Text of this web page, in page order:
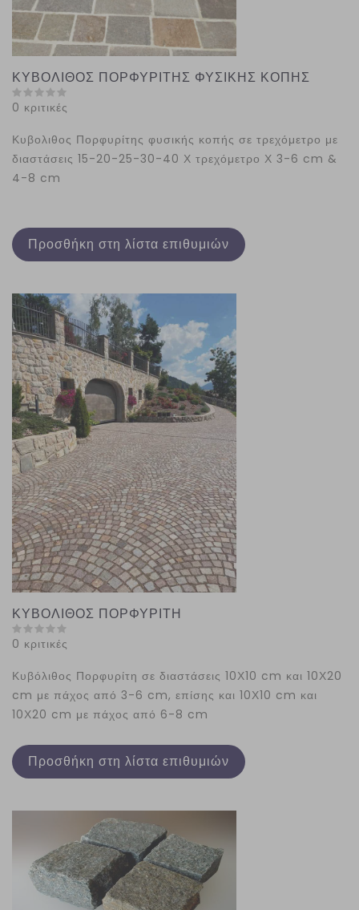
ΚΥΒΟΛΙΘΟΣ ΠΟΡΦΥΡΙΤΗΣ ΦΥΣΙΚΗΣ ΚΟΠΗΣ
0 κριτικές
Κυβολιθος Πορφυρίτης φυσικής κοπής σε τρεχόμετρο με
διαστάσεις 15-20-25-30-40 Χ τρεχόμετρο Χ 3-6 cm &
4-8 cm
Προσθήκη στη λίστα επιθυμιών
ΚΥΒΟΛΙΘΟΣ ΠΟΡΦΥΡΙΤΗ
0 κριτικές
Κυβόλιθος Πορφυρίτη σε διαστάσεις 10Χ10 cm και 10Χ20
cm με πάχος από 3-6 cm, επίσης και 10Χ10 cm και
10Χ20 cm με πάχος από 6-8 cm
Προσθήκη στη λίστα επιθυμιών